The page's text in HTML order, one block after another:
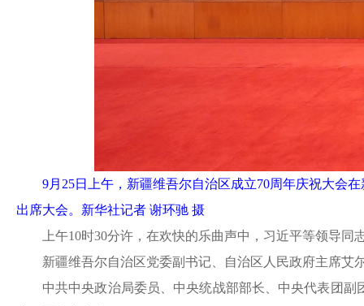
9月25日上午，新疆维吾尔自治区成立70周年庆祝大会
出席大会。新华社记者 谢环驰 摄
上午10时30分许，在欢快的乐曲声中，习近平等领导
新疆维吾尔自治区党委副书记、自治区人民政府主席艾
中共中央政治局委员、中央统战部部长、中央代表团